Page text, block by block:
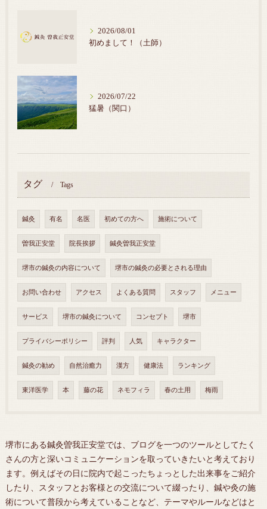
2026/08/01
初めまして！（土師）
2026/07/22
猛暑（関口）
タグ Tags
鍼灸 有名 名医 初めての方へ 施術について
曽我正安堂 院長挨拶 鍼灸曽我正安堂
堺市の鍼灸の内容について 堺市の鍼灸の必要とされる理由
お問い合わせ アクセス よくある質問 スタッフ メニュー
サービス 堺市の鍼灸について コンセプト 堺市
プライバシーポリシー 評判 人気 キャラクター
鍼灸の勧め 自然治癒力 漢方 健康法 ランキング
東洋医学 本 藤の花 ネモフィラ 春の土用 梅雨
堺市にある鍼灸曽我正安堂では、ブログを一つのツールとしてたく
さんの方と深いコミュニケーションを取っていきたいと考えており
ます。例えばその日に院内で起こったちょっとした出来事をご紹介
したり、スタッフとお客様との交流について綴ったり、鍼や灸の施
術について普段から考えていることなど、テーマやルールなどはと